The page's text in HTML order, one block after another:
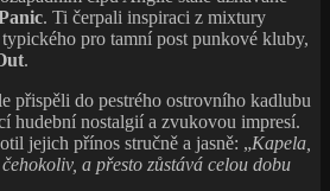
. Ti čerpali inspiraci z mixtury
pro tamní post punkové kluby,
.
přispěli do pestrého ostrovního kadlubu
hudební nostalgií a zvukovou impresí.
jejich přínos stručně a jasně: „Kapela,
a přesto zůstává celou dobu